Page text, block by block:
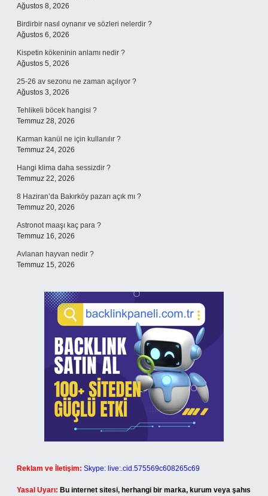
Ağustos 8, 2026
Birdirbir nasıl oynanır ve sözleri nelerdir ?
Ağustos 6, 2026
Kispetin kökeninin anlamı nedir ?
Ağustos 5, 2026
25-26 av sezonu ne zaman açılıyor ?
Ağustos 3, 2026
Tehlikeli böcek hangisi ?
Temmuz 28, 2026
Karman kanül ne için kullanılır ?
Temmuz 24, 2026
Hangi klima daha sessizdir ?
Temmuz 22, 2026
8 Haziran’da Bakırköy pazarı açık mı ?
Temmuz 20, 2026
Astronot maaşı kaç para ?
Temmuz 16, 2026
Avlanan hayvan nedir ?
Temmuz 15, 2026
Reklam ve İletişim: Skype: live:.cid.575569c608265c69
Yasal Uyarı: Bu internet sitesi, herhangi bir marka, kurum veya şahıs